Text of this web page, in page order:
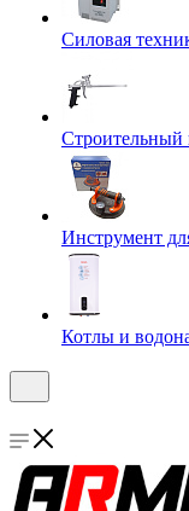
Силовая
Строительный
Инструмент
Котлы и